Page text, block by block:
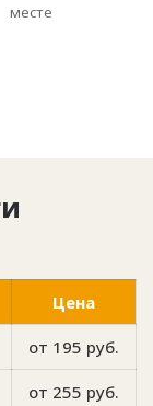
месте
Цена
от 195 руб.
от 255 руб.